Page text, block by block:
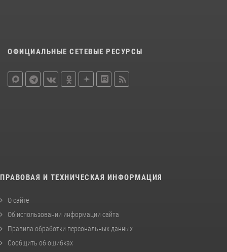
ОФИЦИАЛЬНЫЕ СЕТЕВЫЕ РЕСУРСЫ
ПРАВОВАЯ И ТЕХНИЧЕСКАЯ ИНФОРМАЦИЯ
О сайте
Об использовании информации сайта
Правила обработки персональных данных
Сообщить об ошибках